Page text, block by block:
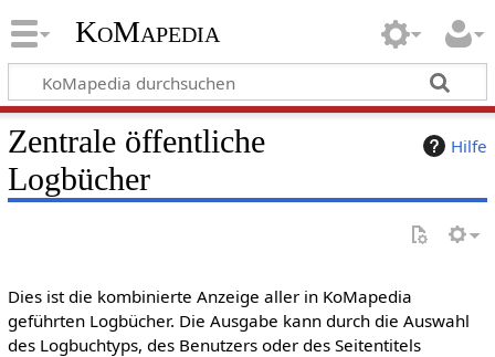
KoMapedia
Hilfe
Zentrale öffentliche
Logbücher
Dies ist die kombinierte Anzeige aller in KoMapedia
geführten Logbücher. Die Ausgabe kann durch die Auswahl
des Logbuchtyps, des Benutzers oder des Seitentitels